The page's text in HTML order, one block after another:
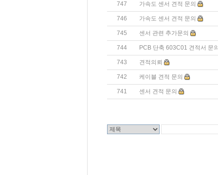
747 가속도 센서 견적 문의
746 가속도 센서 견적 문의
745 센서 관련 추가문의
744 PCB 단축 603C01 견적서 문
743 견적의뢰
742 케이블 견적 문의
741 센서 견적 문의